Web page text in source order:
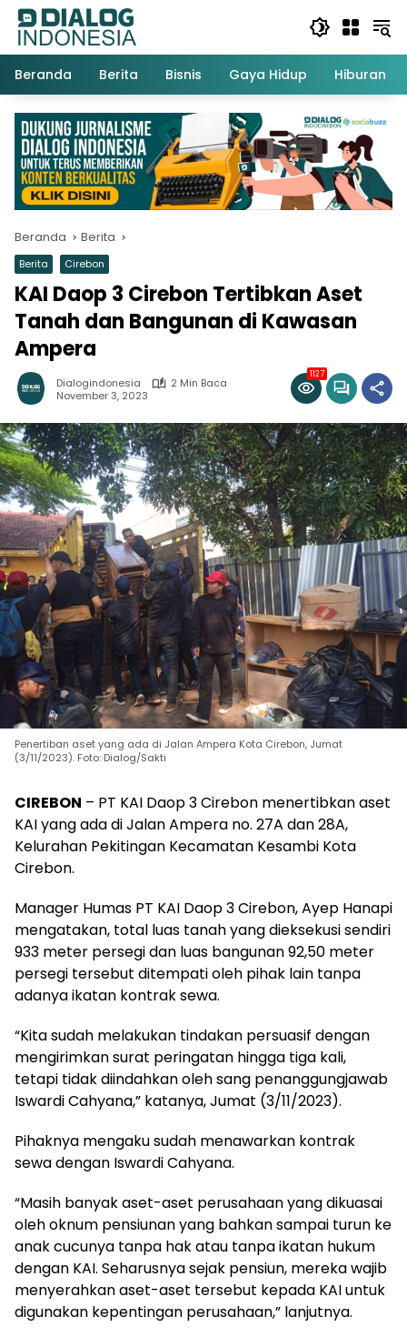
Langsung
konten
Beranda
Berita Bisnis Gaya Hidup Hiburan
Beranda Berita
Berita Cirebon
KAI Daop 3 Cirebon Tertibkan Aset
Tanah dan Bangunan di Kawasan
Ampera
Dialogindonesia
2 Min Baca
November 3, 2023
1127
Penertiban aset yang ada di Jalan Ampera Kota Cirebon, Jumat
(3/11/2023). Foto: Dialog/Sakti
CIREBON – PT KAI Daop 3 Cirebon menertibkan aset
KAI yang ada di Jalan Ampera no. 27A dan 28A,
Kelurahan Pekitingan Kecamatan Kesambi Kota
Cirebon.
Manager Humas PT KAI Daop 3 Cirebon, Ayep Hanapi
mengatakan, total luas tanah yang dieksekusi sendiri
933 meter persegi dan luas bangunan 92,50 meter
persegi tersebut ditempati oleh pihak lain tanpa
adanya ikatan kontrak sewa.
“Kita sudah melakukan tindakan persuasif dengan
mengirimkan surat peringatan hingga tiga kali,
tetapi tidak diindahkan oleh sang penanggungjawab
Iswardi Cahyana,” katanya, Jumat (3/11/2023).
Pihaknya mengaku sudah menawarkan kontrak
sewa dengan Iswardi Cahyana.
“Masih banyak aset-aset perusahaan yang dikuasai
oleh oknum pensiunan yang bahkan sampai turun ke
anak cucunya tanpa hak atau tanpa ikatan hukum
dengan KAI. Seharusnya sejak pensiun, mereka wajib
menyerahkan aset-aset tersebut kepada KAI untuk
digunakan kepentingan perusahaan,” lanjutnya.